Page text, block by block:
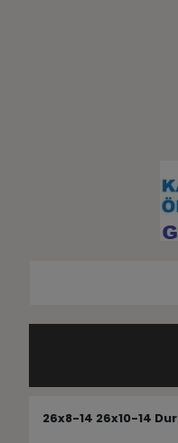
26x8-14 26x10-14